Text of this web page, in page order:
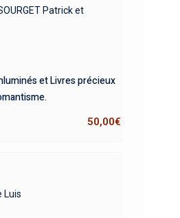
Patrick et
et Livres précieux
50,00€
Luis